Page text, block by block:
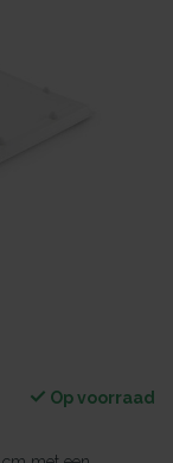
Op voorraad